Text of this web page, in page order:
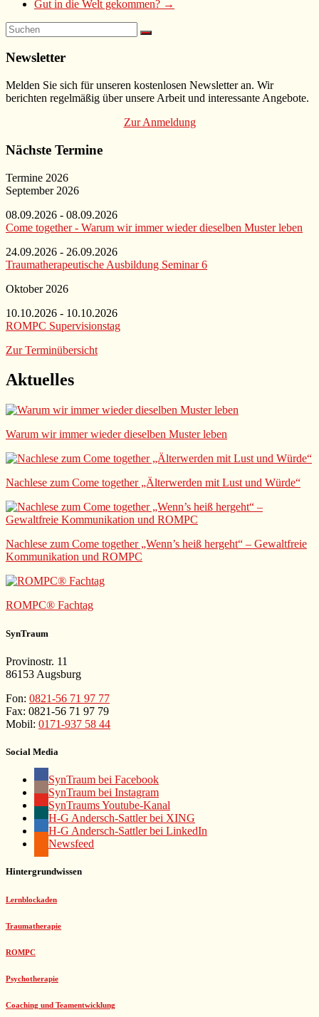
Gut in die Welt gekommen? →
Newsletter
Melden Sie sich für unseren kostenlosen Newsletter an. Wir
berichten regelmäßig über unsere Arbeit und interessante Angebote.
Zur Anmeldung
Nächste Termine
Termine 2026
September 2026
08.09.2026 - 08.09.2026
Come together - Warum wir immer wieder dieselben Muster leben
24.09.2026 - 26.09.2026
Traumatherapeutische Ausbildung Seminar 6
Oktober 2026
10.10.2026 - 10.10.2026
ROMPC Supervisionstag
Zur Terminübersicht
Aktuelles
Warum wir immer wieder dieselben Muster leben
Nachlese zum Come together „Älterwerden mit Lust und Würde“
Nachlese zum Come together „Wenn’s heiß hergeht“ – Gewaltfreie
Kommunikation und ROMPC
ROMPC® Fachtag
SynTraum
Provinostr. 11
86153 Augsburg
Fon: 0821-56 71 97 77
Fax: 0821-56 71 97 79
Mobil: 0171-937 58 44
Social Media
SynTraum bei Facebook
SynTraum bei Instagram
SynTraums Youtube-Kanal
H-G Andersch-Sattler bei XING
H-G Andersch-Sattler bei LinkedIn
Newsfeed
Hintergrundwissen
Lernblockaden
Traumatherapie
ROMPC
Psychotherapie
Coaching und Teamentwicklung